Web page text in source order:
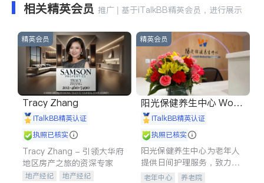
相关精英会员 推广 | 基于iTalkBB精英会员，进行展示
精英会员
Tracy Zhang
iTalkBB精英认证
执照已核实
Tracy Zhang - 引领大华府
地区房产之旅的资深专家
地产经纪
地产经纪
精英会员
阳光保健养生中心 World
shine
iTalkBB精英认证
执照已核实
阳光保健养生中心为老年人
提供日间护理服务，致力于
通过持续的护理创新来有效
老年中心 养老院